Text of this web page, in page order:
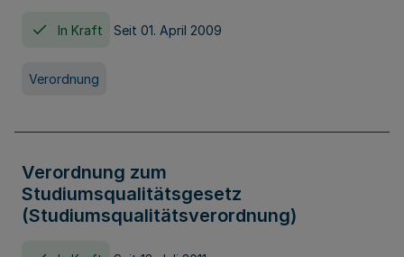
In Kraft Seit 01. April 2009
Verordnung
Verordnung zum
Studiumsqualitätsgesetz
(Studiumsqualitätsverordnung)